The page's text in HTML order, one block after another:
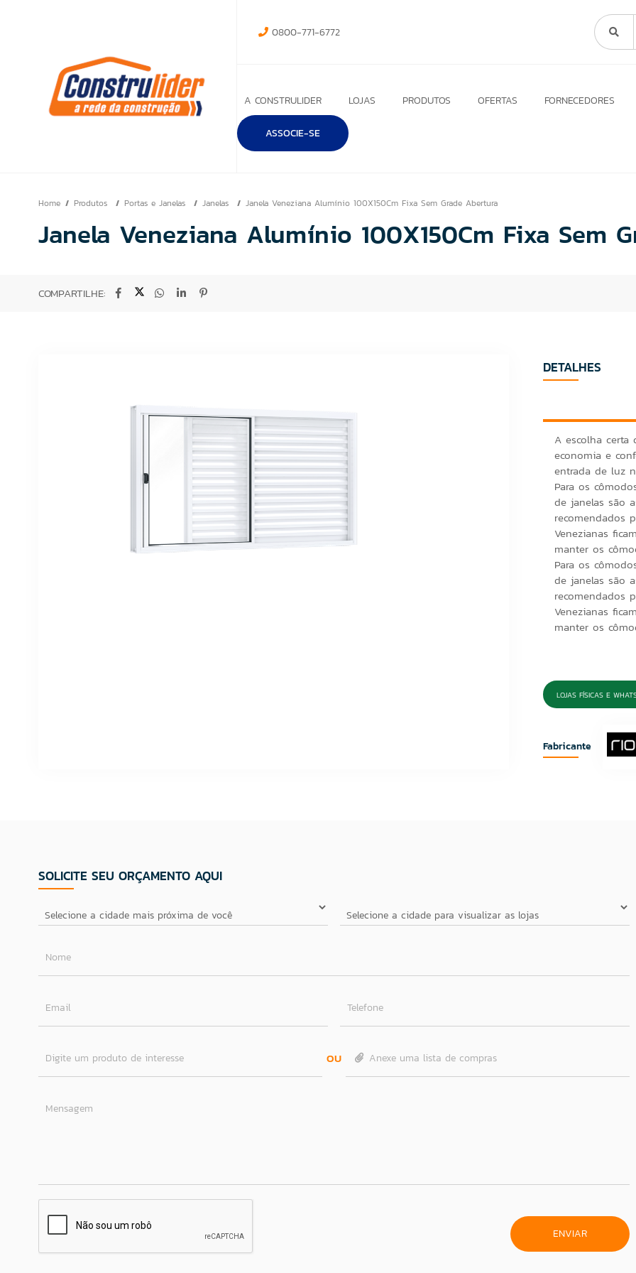
0800-771-6772
A CONSTRULIDER LOJAS PRODUTOS OFERTAS FORNECEDORES
ASSOCIE-SE
Home Produtos Portas e Janelas Janelas Janela Veneziana Alumínio 100X150Cm Fixa Sem Grade Abertura
Janela Veneziana Alumínio 100X150Cm Fixa Sem
COMPARTILHE:
DETALHES
A escolha certa
economia e
entrada de luz
Para os
de janelas são
recomendados
Venezianas
manter os
Para os
de janelas são
recomendados
Venezianas
manter os
LOJAS FÍSICAS E
Fabricante
SOLICITE SEU ORÇAMENTO AQUI
Nome
Email Telefone
Digite um produto de interesse OU Anexe uma lista de compras
Mensagem